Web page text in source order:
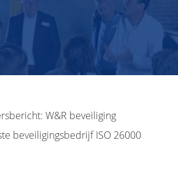
W&R beveiliging
beveiligingsbedrijf ISO 26000